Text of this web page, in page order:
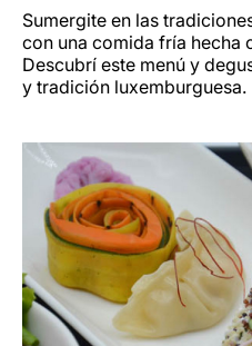
Sumergite en las
con una comida fría hecha
Descubrí este menú y
y tradición luxemburguesa.